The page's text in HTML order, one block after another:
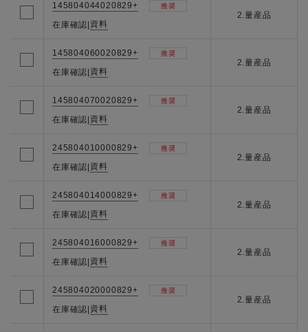
145804044020829+ 推奨
在庫確認| 資料
2.量産品
145804060020829+ 推奨
在庫確認| 資料
2.量産品
145804070020829+ 推奨
在庫確認| 資料
2.量産品
245804010000829+ 推奨
在庫確認| 資料
2.量産品
245804014000829+ 推奨
在庫確認| 資料
2.量産品
245804016000829+ 推奨
在庫確認| 資料
2.量産品
245804020000829+ 推奨
在庫確認| 資料
2.量産品